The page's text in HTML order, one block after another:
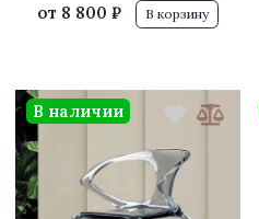
от 8 800 ₽ В корзину
В наличии